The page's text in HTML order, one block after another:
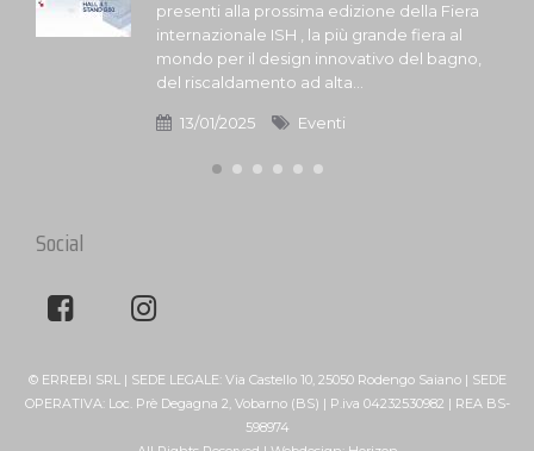
presenti alla prossima edizione della Fiera
internazionale ISH , la più grande fiera al
mondo per il design innovativo del bagno,
del riscaldamento ad alta...
13/01/2025 Eventi
Social
© ERREBI SRL | SEDE LEGALE: Via Castello 10, 25050 Rodengo Saiano | SEDE
OPERATIVA: Loc. Prè Degagna 2, Vobarno (BS) | P.iva 04232530982 | REA BS-
598974